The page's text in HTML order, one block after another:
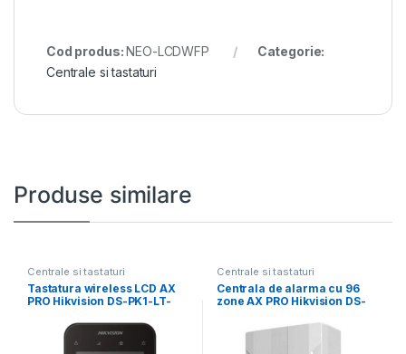
Cod produs:NEO-LCDWFP
Categorie:
Centrale si tastaturi
Produse similare
Centrale si tastaturi
Tastatura wireless LCD AX
PRO Hikvision DS-PK1-LT-
Centrale si tastaturi
Centrala de alarma cu 96
zone AX PRO Hikvision DS-